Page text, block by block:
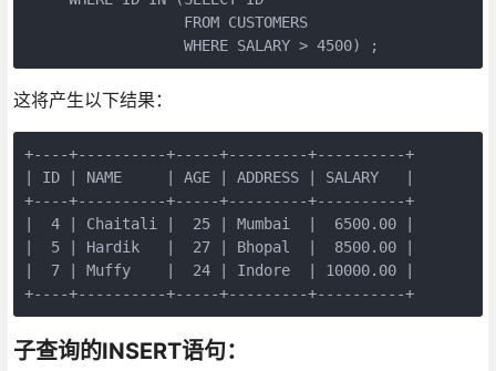
                  FROM CUSTOMERS
                  WHERE SALARY > 4500) ;
这将产生以下结果：
+----+----------+-----+---------+----------+
| ID | NAME     | AGE | ADDRESS | SALARY   |
+----+----------+-----+---------+----------+
|  4 | Chaitali |  25 | Mumbai  |  6500.00 |
|  5 | Hardik   |  27 | Bhopal  |  8500.00 |
|  7 | Muffy    |  24 | Indore  | 10000.00 |
+----+----------+-----+---------+----------+
子查询的INSERT语句：